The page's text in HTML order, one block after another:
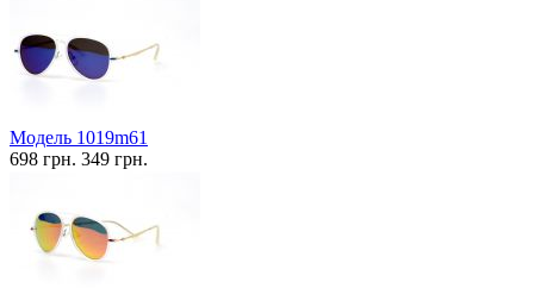
Модель 1019m61
698 грн. 349 грн.